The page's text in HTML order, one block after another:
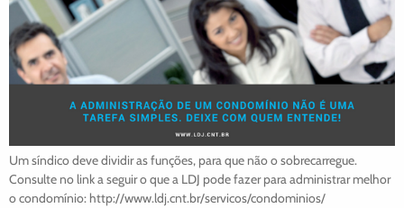
Um síndico deve dividir as funções, para que não o sobrecarregue.
Consulte no link a seguir o que a LDJ pode fazer para administrar melhor
o condomínio: http://www.ldj.cnt.br/servicos/condominios/